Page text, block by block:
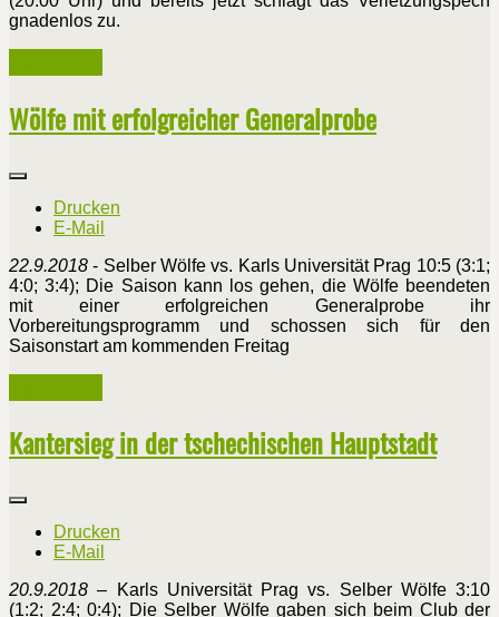
gnadenlos zu.
Wölfe mit erfolgreicher Generalprobe
Drucken
E-Mail
22.9.2018 - Selber Wölfe vs. Karls Universität Prag 10:5 (3:1;
4:0; 3:4); Die Saison kann los gehen, die Wölfe beendeten
mit einer erfolgreichen Generalprobe ihr
Vorbereitungsprogramm und schossen sich für den
Saisonstart am kommenden Freitag
Kantersieg in der tschechischen Hauptstadt
Drucken
E-Mail
20.9.2018 – Karls Universität Prag vs. Selber Wölfe 3:10
(1:2; 2:4; 0:4); Die Selber Wölfe gaben sich beim Club der